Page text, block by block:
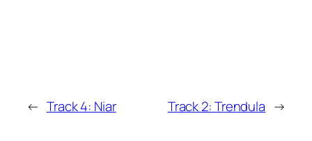
← Track 4: Niar Track 2: Trendula →